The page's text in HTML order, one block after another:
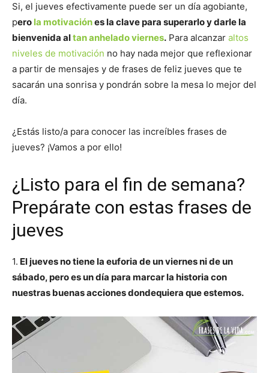
Si, el jueves efectivamente puede ser un día agobiante,
pero la motivaciónes la clave para superarlo y darle la
bienvenida altan anhelado viernes. Para alcanzar altos
niveles de motivación no hay nada mejor que reflexionar
a partir de mensajes y de frases de feliz jueves que te
sacarán una sonrisa y pondrán sobre la mesa lo mejor del
día.
¿Estás listo/a para conocer las increíbles frases de
jueves? ¡Vamos a por ello!
¿Listo para el fin de semana?
Prepárate con estas frases de
jueves
1. El jueves no tiene la euforia de un viernes ni de un
sábado, pero es un día para marcar la historia con
nuestras buenas acciones dondequiera que estemos.